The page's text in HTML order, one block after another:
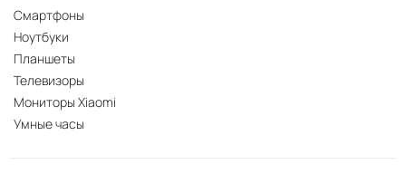
Смартфоны
Ноутбуки
Планшеты
Телевизоры
Мониторы Xiaomi
Умные часы